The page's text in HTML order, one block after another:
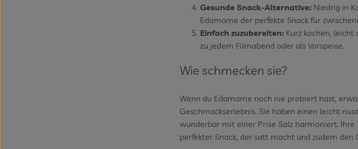
Gesunde Snack-Alternative: Niedrig in
Edamame der perfekte Snack für
Einfach zuzubereiten: Kurz kochen,
zu jedem Filmabend oder als Vorspeise.
Wie schmecken sie?
Wenn du Edamame noch nie probiert hast,
Geschmackserlebnis. Sie haben einen leicht
wunderbar mit einer Prise Salz harmoniert. Ihre
perfekter Snack, der satt macht und zudem den